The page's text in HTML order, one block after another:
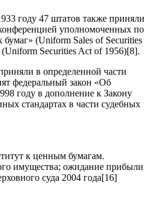
году 47 штатов также приняли
уполномоченных по
(Uniform Sales of Securities
Securities Act of 1956)[8].
в определенной части
федеральный закон «Об
году в дополнение к Закону
стандартах в части судебных
к ценным бумагам.
имущества; ожидание прибыли
суда 2004 года[16]